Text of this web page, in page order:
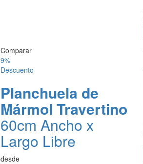
Comparar
9%
Descuento
Planchuela de
Mármol Travertino
60cm Ancho x
Largo Libre
desde